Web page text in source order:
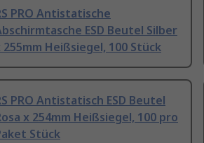
PRO Antistatische
ESD Beutel Silber
255mm Heißsiegel, 100 Stück
PRO Antistatisch ESD Beutel
x 254mm Heißsiegel, 100 pro
Stück